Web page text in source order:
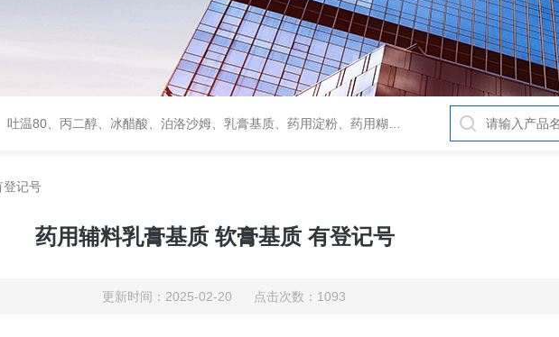
、甘露醇、羟丙纤维素、羟丙基甲基纤维素、乳糖、交联聚维酮、交联羧甲基纤维素钠、聚乙二醇（PEG）系列、二氧化硅、聚乙烯吡咯烷酮、十八醇、十六醇、预交化淀粉、微晶纤维素、甲基纤维素、乙基纤维素，三氯蔗糖，麝香草酚，药用蜂蜜，
登记号
药用辅料乳膏基质 软膏基质 有登记号
更新时间：2025-02-20 点击次数：1093